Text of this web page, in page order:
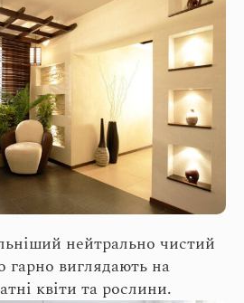
нейтрально чистий
гарно виглядають на
квіти та рослини.